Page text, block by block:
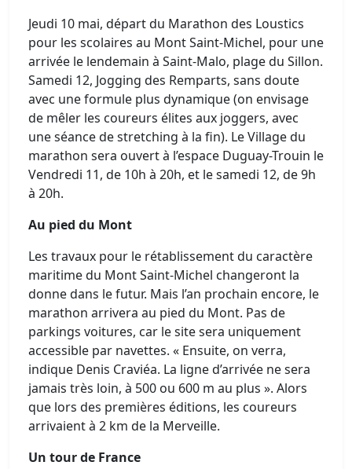
Jeudi 10 mai, départ du Marathon des Loustics
pour les scolaires au Mont Saint-Michel, pour une
arrivée le lendemain à Saint-Malo, plage du Sillon.
Samedi 12, Jogging des Remparts, sans doute
avec une formule plus dynamique (on envisage
de mêler les coureurs élites aux joggers, avec
une séance de stretching à la fin). Le Village du
marathon sera ouvert à l’espace Duguay-Trouin le
Vendredi 11, de 10h à 20h, et le samedi 12, de 9h
à 20h.
Au pied du Mont
Les travaux pour le rétablissement du caractère
maritime du Mont Saint-Michel changeront la
donne dans le futur. Mais l’an prochain encore, le
marathon arrivera au pied du Mont. Pas de
parkings voitures, car le site sera uniquement
accessible par navettes. « Ensuite, on verra,
indique Denis Craviéa. La ligne d’arrivée ne sera
jamais très loin, à 500 ou 600 m au plus ». Alors
que lors des premières éditions, les coureurs
arrivaient à 2 km de la Merveille.
Un tour de France